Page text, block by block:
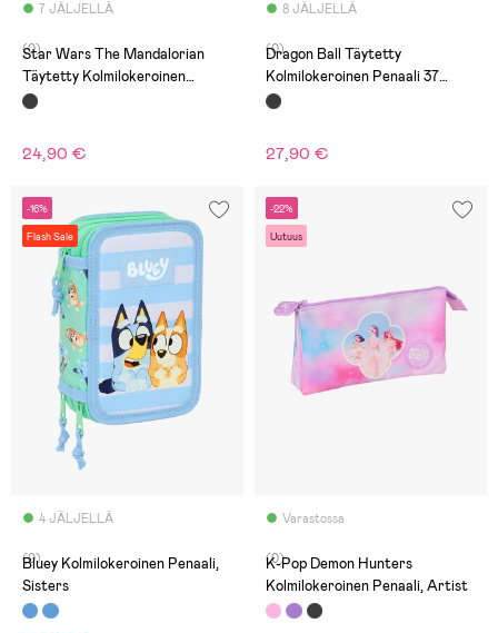
7 JÄLJELLÄ
(0)
Star Wars The Mandalorian
Täytetty Kolmilokeroinen
Penaali 37 Osaa, Mandalorian &
24,90 €
8 JÄLJELLÄ
(0)
Dragon Ball Täytetty
Kolmilokeroinen Penaali 37
Osaa, Musta
27,90 €
-16%
Flash Sale
4 JÄLJELLÄ
(0)
Bluey Kolmilokeroinen Penaali,
Sisters
-22%
Uutuus
Varastossa
(0)
K-Pop Demon Hunters
Kolmilokeroinen Penaali, Artist